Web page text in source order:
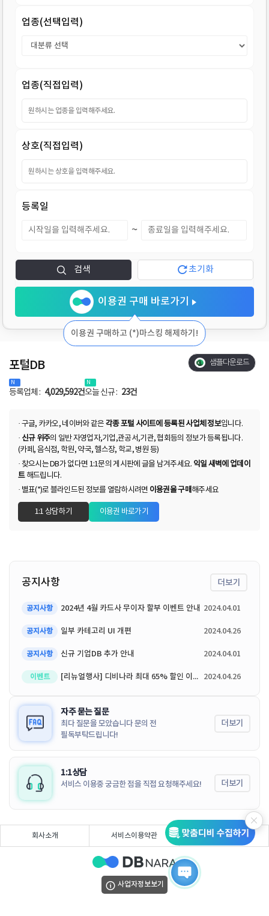
업종(선택입력)
업종(직접입력)
상호(직접입력)
등록일
~
검색 초기화
이용권 구매 바로가기
이용권 구매하고 (*)마스킹 해제하기!
포털DB
등록업체 : 4,029,592건오늘 신규 : 23건
샘플다운로드
· 구글, 카카오, 네이버와 같은 각종 포털 사이트에 등록된 사업체 정보입니다.
· 신규 위주의 일반 자영업자,기업,관공서,기관, 협회등의 정보가 등록됩니다.
(카페, 음식점, 학원, 약국, 헬스장, 학교, 병원 등)
· 찾으시는 DB가 없다면 1:1문의 게시판에 글을 남겨주세요. 익일 새벽에 업데이
트해드립니다.
· 별표(*)로 블라인드된 정보를 열람하시려면 이용권을 구매 해주세요
1:1 상담하기 이용권 바로가기
공지사항 더보기
공지사항 2024년 4월 카드사 무이자 할부 이벤트 안내 2024.04.01
공지사항 일부 카테고리 UI 개편 2024.04.26
공지사항 신규 기업DB 추가 안내 2024.04.01
이벤트 [리뉴얼행사] 디비나라 최대 65% 할인 이벤트 2024.04.26
자주 묻는 질문
최다 질문을 모았습니다 문의 전
필독부탁드립니다!
더보기
1:1상담
서비스 이용중 궁금한 점을 직접 요청해주세요! 더보기
회사소개 서비스이용약관 개인정보처리방침
사업자정보보기